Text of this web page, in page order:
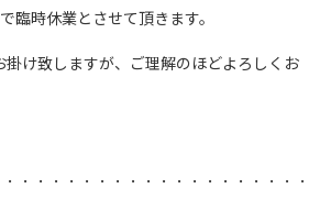
臨時休業とさせて頂きます。
掛け致しますが、ご理解のほどよろしくお
．．．．．．．．．．．．．．．．．．．